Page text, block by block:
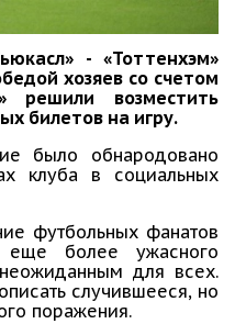
- «Тоттенхэм»
хозяев со счетом
решили возместить
билетов на игру.
было обнародовано
клуба в социальных
футбольных фанатов
более ужасного
для всех.
случившееся, но
поражения.